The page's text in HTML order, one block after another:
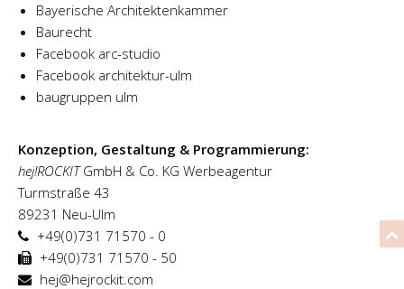
Bayerische Architektenkammer
Baurecht
Facebook arc-studio
Facebook architektur-ulm
baugruppen ulm
Konzeption, Gestaltung & Programmierung:
hej!ROCKITGmbH & Co. KG Werbeagentur
Turmstraße 43
89231 Neu-Ulm
+49(0)731 71570 - 0
+49(0)731 71570 - 50
hej@hejrockit.com